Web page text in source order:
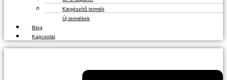
Kiegészítő termék
Új termékek
Blog
Kapcsolat